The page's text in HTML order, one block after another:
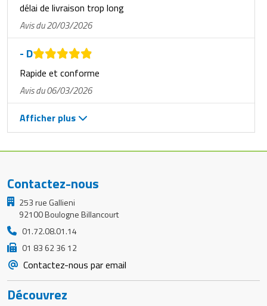
délai de livraison trop long
Avis du 20/03/2026
- D
Rapide et conforme
Avis du 06/03/2026
Afficher plus
Contactez-nous
253 rue Gallieni
92100 Boulogne Billancourt
01.72.08.01.14
01 83 62 36 12
Contactez-nous par email
Découvrez